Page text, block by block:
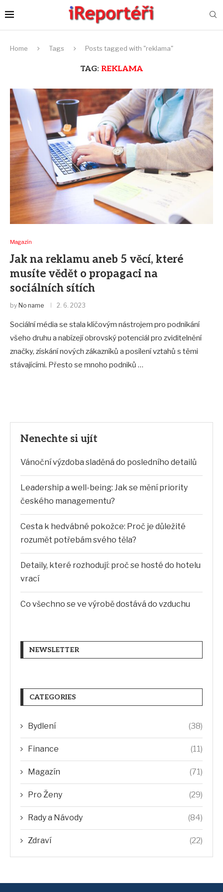
Home Tags Posts tagged with "reklama"
TAG: REKLAMA
Magazín
Jak na reklamu aneb 5 věcí, které
musíte vědět o propagaci na
sociálních sítích
by No name 2. 6. 2023
Sociální média se stala klíčovým nástrojem pro podnikání
všeho druhu a nabízejí obrovský potenciál pro zviditelnění
značky, získání nových zákazníků a posílení vztahů s těmi
stávajícími. Přesto se mnoho podniků …
Nenechte si ujít
Vánoční výzdoba sladěná do posledního detailů
Leadership a well-being: Jak se mění priority
českého managementu?
Cesta k hedvábné pokožce: Proč je důležité
rozumět potřebám svého těla?
Detaily, které rozhodují: proč se hosté do hotelu
vrací
Co všechno se ve výrobě dostává do vzduchu
NEWSLETTER
CATEGORIES
Bydlení (38)
Finance (11)
Magazín (71)
Pro Ženy (29)
Rady a Návody (84)
Zdraví (22)